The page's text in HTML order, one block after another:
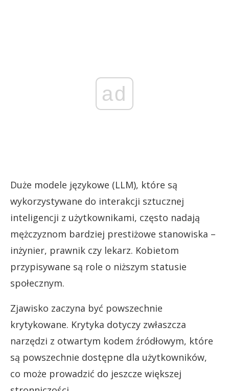
ad
Duże modele językowe (LLM), które są
wykorzystywane do interakcji sztucznej
inteligencji z użytkownikami, często nadają
mężczyznom bardziej prestiżowe stanowiska –
inżynier, prawnik czy lekarz. Kobietom
przypisywane są role o niższym statusie
społecznym.
Zjawisko zaczyna być powszechnie
krytykowane. Krytyka dotyczy zwłaszcza
narzędzi z otwartym kodem źródłowym, które
są powszechnie dostępne dla użytkowników,
co może prowadzić do jeszcze większej